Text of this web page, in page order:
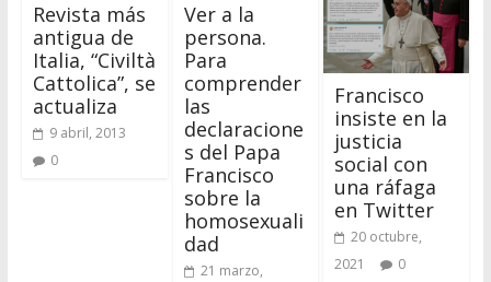
Revista más
antigua de
Italia, “Civiltà
Cattolica”, se
actualiza
9 abril, 2013
0
Ver a la
persona.
Para
comprender
las
declaracione
s del Papa
Francisco
sobre la
homosexuali
dad
21 marzo,
Francisco
insiste en la
justicia
social con
una ráfaga
en Twitter
20 octubre,
2021
0